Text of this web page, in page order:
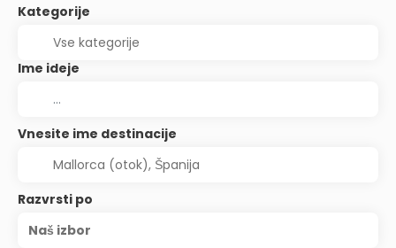
Kategorije
Ime ideje
Vnesite ime destinacije
Razvrsti po
Naš izbor